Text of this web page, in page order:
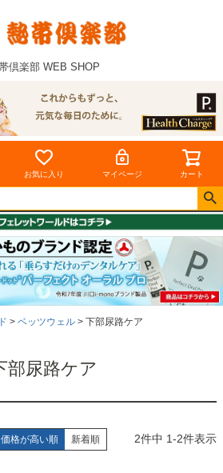
倶楽部 WEB SHOP
お気に入り マイページ カート
ベッツウェル 下部尿路ケア
部尿路ケア
価格が高い順 新着順 2件中 1-2件表示